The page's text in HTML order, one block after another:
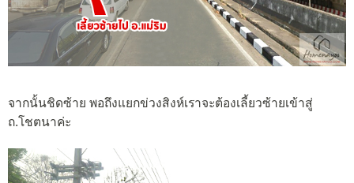
จากนั้นชิดซ้าย พอถึงแยกข่วงสิงห์เราจะต้องเลี้ยวซ้ายเข้าสู่
ถ.โชตนาค่ะ